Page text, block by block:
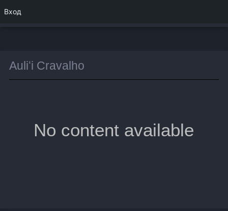
Auliʻi Cravalho
No content available
Вход